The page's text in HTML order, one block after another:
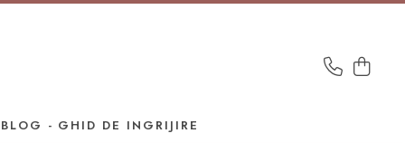
BLOG - GHID DE INGRIJIRE